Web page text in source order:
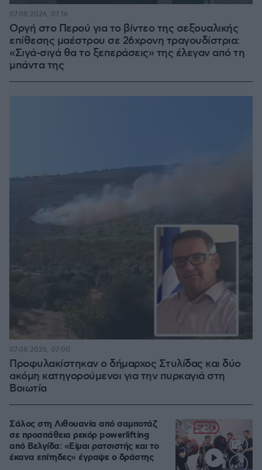
Οργή στο Περού για το βίντεο της σεξουαλικής
επίθεσης μαέστρου σε 26χρονη τραγουδίστρια:
«Σιγά-σιγά θα το ξεπεράσεις» της έλεγαν από τη
μπάντα της
07.08.2026, 07:16
Προφυλακίστηκαν ο δήμαρχος Στυλίδας και δύο
ακόμη κατηγορούμενοι για την πυρκαγιά στη
Βοιωτία
07.08.2026, 07:00
Σάλος στη Λιθουανία από σαμποτάζ
σε προσπάθεια ρεκόρ powerlifting
από Βελγίδα: «Είμαι ρατσιστής και το
έκανα επίτηδες» έγραψε ο δράστης